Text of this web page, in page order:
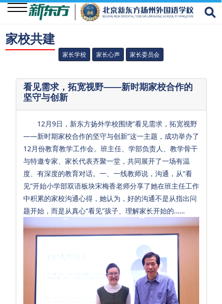
我
们
资
讯
学
生
成
长
教
家校共建
家长学校 家长心声 家长委员会
看见需求，拓宽视野——新时期家校合作的
坚守与创新
12月9日，新东方扬外学校围绕“看见需求，拓宽视野
——新时期家校合作的坚守与创新”这一主题，成功举办了
12月份教育教学工作会。班主任、学部负责人、教学骨干
与特邀专家、家长代表齐聚一堂，共同展开了一场有温
度、有深度的教育对话。一、一线教师说，沟通，从“看
见”开始小学部双语板块宋梅香老师分享了她在班主任工作
中积累的家校沟通心得，她认为，好的沟通不是从指出问
题开始，而是从真心“看见”孩子、理解家长开始的……